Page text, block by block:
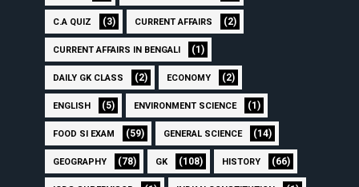
C.A QUIZ (3) CURRENT AFFAIRS (2)
CURRENT AFFAIRS IN BENGALI (1)
DAILY GK CLASS (2) ECONOMY (2)
ENGLISH (5) ENVIRONMENT SCIENCE (1)
FOOD SI EXAM (59) GENERAL SCIENCE (14)
GEOGRAPHY (78) GK (108) HISTORY (66)